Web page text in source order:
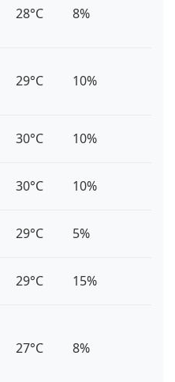
28°C 8%
29°C 10%
30°C 10%
30°C 10%
29°C 5%
29°C 15%
27°C 8%